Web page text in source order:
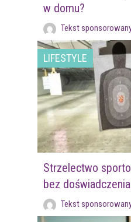
w domu?
Tekst
LIFESTYLE
Strzelectwo
bez
Tekst